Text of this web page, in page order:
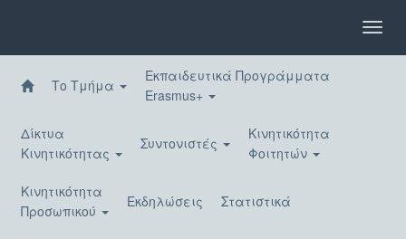
περιεχόμενο
Το Τμήμα
Εκπαιδευτικά Προγράμματα
Erasmus+
Δίκτυα
Κινητικότητας
Συντονιστές
Κινητικότητα
Φοιτητών
Κινητικότητα
Προσωπικού
Εκδηλώσεις Στατιστικά